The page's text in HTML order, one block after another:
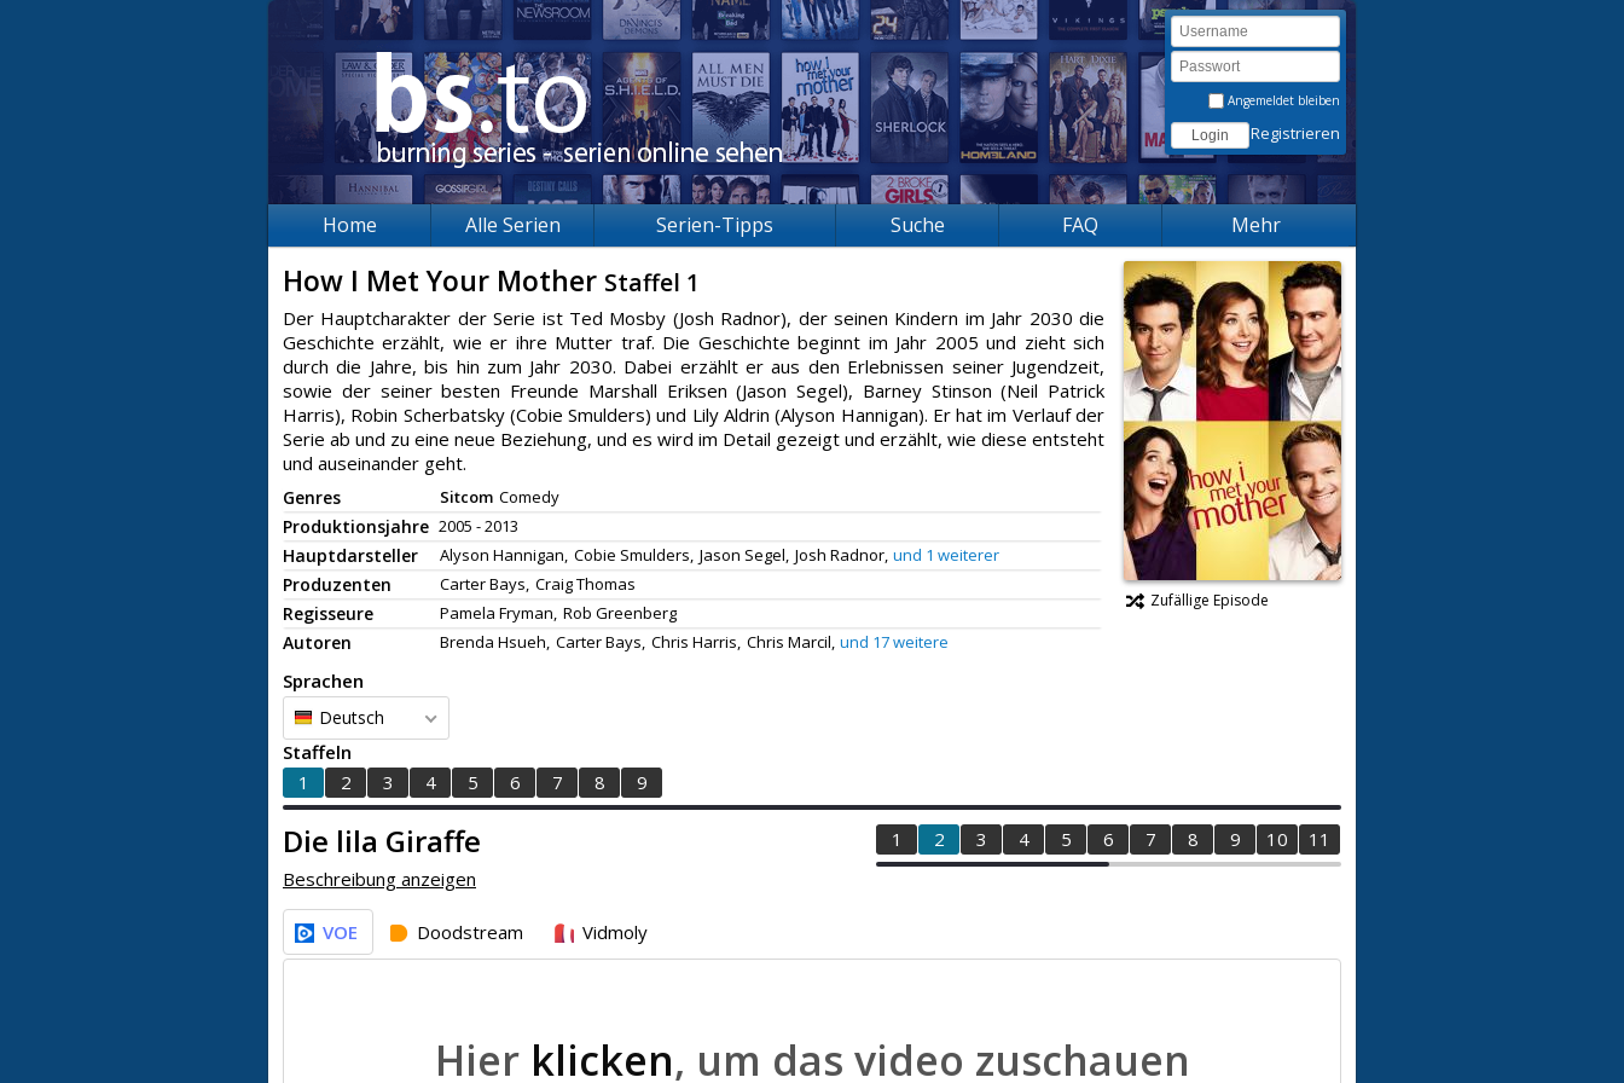
Angemeldet bleiben
Registrieren
Home Alle Serien Serien-Tipps Suche FAQ Mehr
How I Met Your Mother Staffel 1
Der Hauptcharakter der Serie ist Ted Mosby (Josh Radnor), der seinen Kindern im Jahr 2030 die
Geschichte erzählt, wie er ihre Mutter traf. Die Geschichte beginnt im Jahr 2005 und zieht sich
durch die Jahre, bis hin zum Jahr 2030. Dabei erzählt er aus den Erlebnissen seiner Jugendzeit,
sowie der seiner besten Freunde Marshall Eriksen (Jason Segel), Barney Stinson (Neil Patrick
Harris), Robin Scherbatsky (Cobie Smulders) und Lily Aldrin (Alyson Hannigan). Er hat im Verlauf der
Serie ab und zu eine neue Beziehung, und es wird im Detail gezeigt und erzählt, wie diese entsteht
und auseinander geht.
Genres Sitcom Comedy
Produktionsjahre 2005 - 2013
Hauptdarsteller Alyson Hannigan, Cobie Smulders, Jason Segel, Josh Radnor, und 1 weiterer
Produzenten Carter Bays, Craig Thomas
Regisseure Pamela Fryman, Rob Greenberg
Autoren Brenda Hsueh, Carter Bays, Chris Harris, Chris Marcil, und 17 weitere
Zufällige Episode
Sprachen
Deutsch
Staffeln
1
2 3 4 5 6 7 8 9
Die lila Giraffe 1 2 3 4 5 6 7 8 9 10 11
Beschreibung anzeigen
VOE Doodstream Vidmoly
Hier klicken, um das video zuschauen